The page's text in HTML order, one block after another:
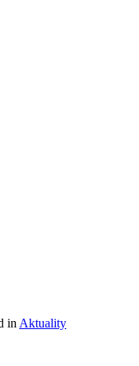
in Aktuality